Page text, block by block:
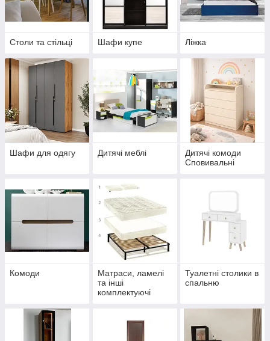
Столи та стільці Шафи купе Ліжка
Шафи для одягу Дитячі меблі
Дитячі комоди
Сповивальні
Комоди
Матраси, ламелі
та інші
комплектуючі
Туалетні столики в
спальню